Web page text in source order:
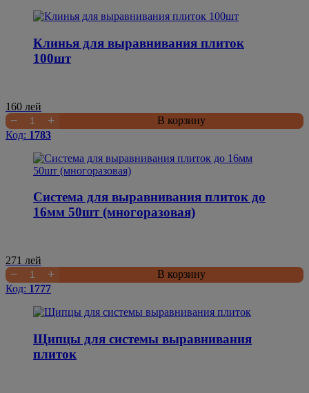
Клинья для выравнивания плиток
100шт
160 лей
− +
В корзину
Код: 1783
Система для выравнивания плиток до
16мм 50шт (многоразовая)
271 лей
− +
В корзину
Код: 1777
Щипцы для системы выравнивания
плиток